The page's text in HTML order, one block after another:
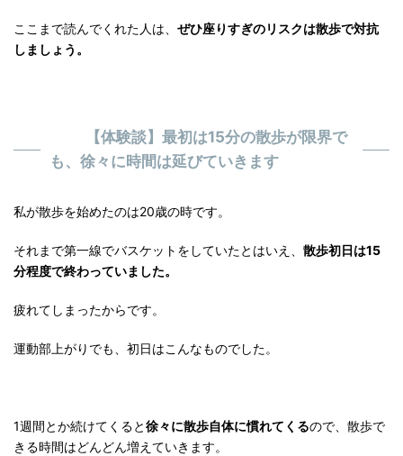
ここまで読んでくれた人は、 ぜひ座りすぎのリスクは散歩で対抗
しましょう。
【体験談】最初は15分の散歩が限界で
も、徐々に時間は延びていきます
私が散歩を始めたのは20歳の時です。
それまで第一線でバスケットをしていたとはいえ、 散歩初日は15
分程度で終わっていました。
疲れてしまったからです。
運動部上がりでも、初日はこんなものでした。
1週間とか続けてくると徐々に散歩自体に慣れてくるので、散歩で
きる時間はどんどん増えていきます。